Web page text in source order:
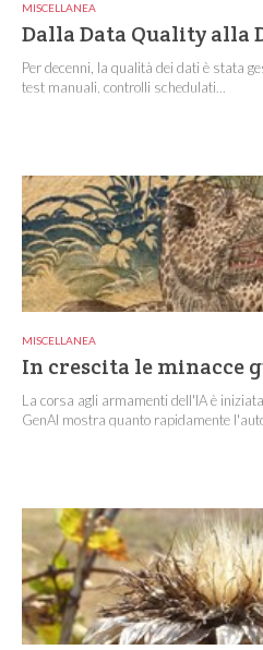
MISCELLANEA
Dalla Data Quality alla
Per decenni, la qualità dei dati è stata
test manuali, controlli schedulati...
MISCELLANEA
In crescita le minacce
La corsa agli armamenti dell'IA è
GenAI mostra quanto rapidamente